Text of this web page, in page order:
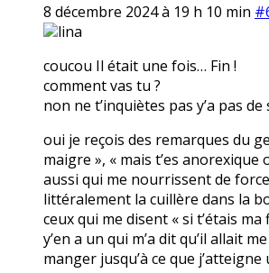
8 décembre 2024 à 19 h 10 min
lina
coucou Il était une fois… Fin !
comment vas tu ?
non ne t’inquiètes pas y’a pas de
oui je reçois des remarques du
maigre », « mais t’es anorexique
aussi qui me nourrissent de
littéralement la cuillère dans la
ceux qui me disent « si t’étais
y’en a un qui m’a dit qu’il allait
manger jusqu’à ce que j’atteigne